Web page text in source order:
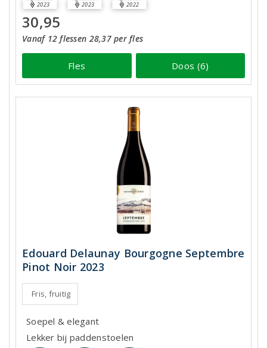
2023 2023 2022
30,95
Vanaf 12 flessen 28,37 per fles
Fles Doos (6)
Edouard Delaunay Bourgogne Septembre
Pinot Noir 2023
Fris, fruitig
Soepel & elegant
Lekker bij paddenstoelen